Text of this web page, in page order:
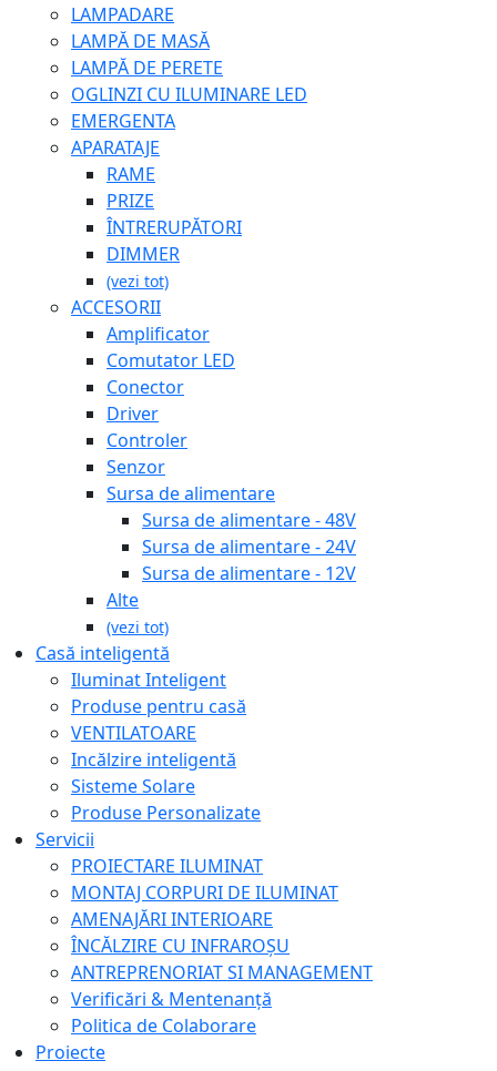
LAMPADARE
LAMPĂ DE MASĂ
LAMPĂ DE PERETE
OGLINZI CU ILUMINARE LED
EMERGENTA
APARATAJE
RAME
PRIZE
ÎNTRERUPĂTORI
DIMMER
(vezi tot)
ACCESORII
Amplificator
Comutator LED
Conector
Driver
Controler
Senzor
Sursa de alimentare
Sursa de alimentare - 48V
Sursa de alimentare - 24V
Sursa de alimentare - 12V
Alte
(vezi tot)
Casă inteligentă
Iluminat Inteligent
Produse pentru casă
VENTILATOARE
Incălzire inteligentă
Sisteme Solare
Produse Personalizate
Servicii
PROIECTARE ILUMINAT
MONTAJ CORPURI DE ILUMINAT
AMENAJĂRI INTERIOARE
ÎNCĂLZIRE CU INFRAROȘU
ANTREPRENORIAT SI MANAGEMENT
Verificări & Mentenanță
Politica de Colaborare
Proiecte